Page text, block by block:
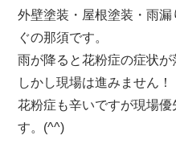
外壁塗装・屋根塗装・雨
ぐの那須です。
雨が降ると花粉症の症状が
しかし現場は進みません！
花粉症も辛いですが現場
す。(^^)